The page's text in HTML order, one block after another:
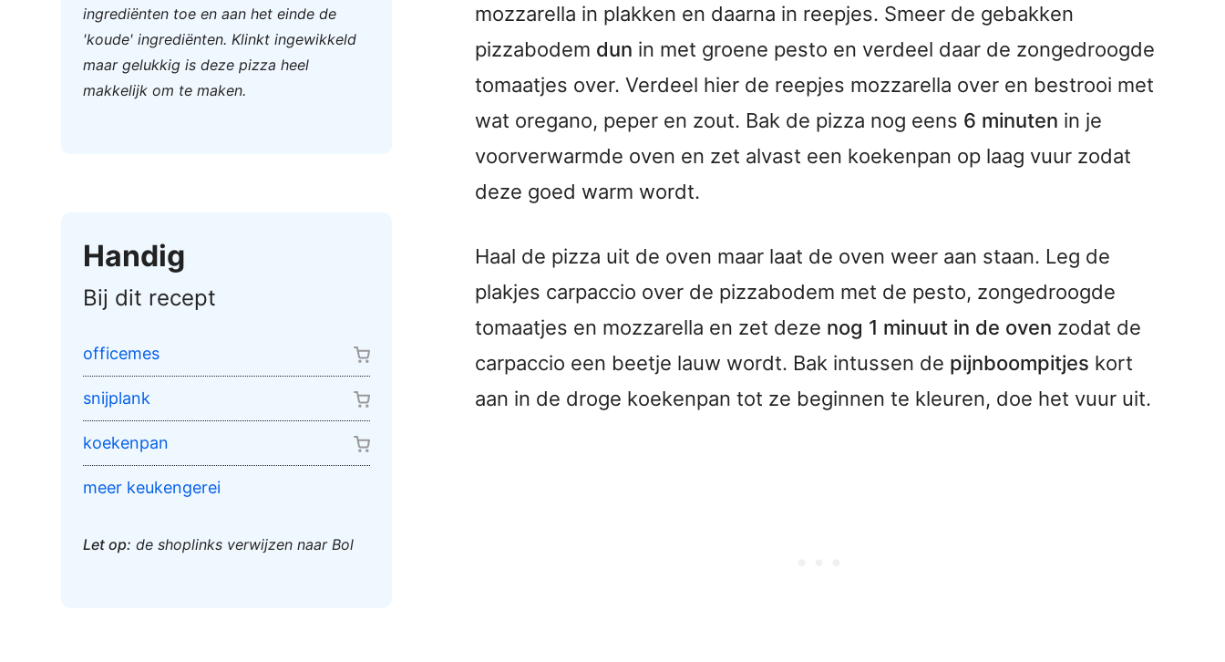
ingrediënten toe en aan het einde de
'koude' ingrediënten. Klinkt ingewikkeld
maar gelukkig is deze pizza heel
makkelijk om te maken.
Handig
Bij dit recept
officemes
snijplank
koekenpan
meer keukengerei
Let op: de shoplinks verwijzen naar Bol
mozzarella in plakken en daarna in reepjes. Smeer de gebakken
pizzabodem dun in met groene pesto en verdeel daar de zongedroogde
tomaatjes over. Verdeel hier de reepjes mozzarella over en bestrooi met
wat oregano, peper en zout. Bak de pizza nog eens 6 minuten in je
voorverwarmde oven en zet alvast een koekenpan op laag vuur zodat
deze goed warm wordt.
Haal de pizza uit de oven maar laat de oven weer aan staan. Leg de
plakjes carpaccio over de pizzabodem met de pesto, zongedroogde
tomaatjes en mozzarella en zet deze nog 1 minuut in de oven zodat de
carpaccio een beetje lauw wordt. Bak intussen de pijnboompitjes kort
aan in de droge koekenpan tot ze beginnen te kleuren, doe het vuur uit.